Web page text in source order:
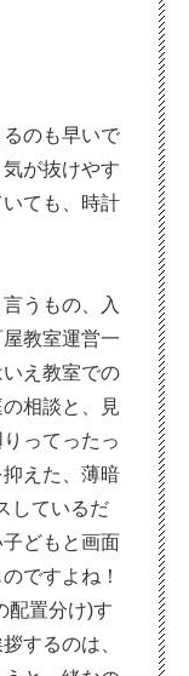
のも早いで
が抜けやす
ても、時計
うもの、入
教室運営一
え教室での
相談と、見
ってったっ
えた、薄暗
しているだ
どもと画面
ですよね！
配置分け)す
するのは、